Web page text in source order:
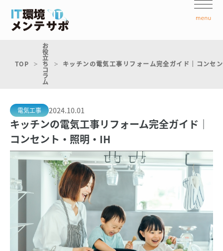
TOP
お
役
立
ち
コ
ラ
ム
キッチンの電気工事リフォーム完全ガイド｜コンセ
電気工事 2024.10.01
キッチンの電気工事リフォーム完全ガイド｜
コンセント・照明・IH